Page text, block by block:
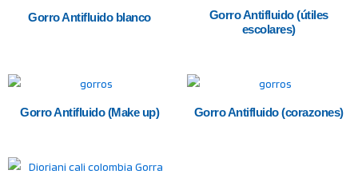
Gorro Antifluido blanco
Gorro Antifluido (útiles
escolares)
Gorro Antifluido (Make up) Gorro Antifluido (corazones)